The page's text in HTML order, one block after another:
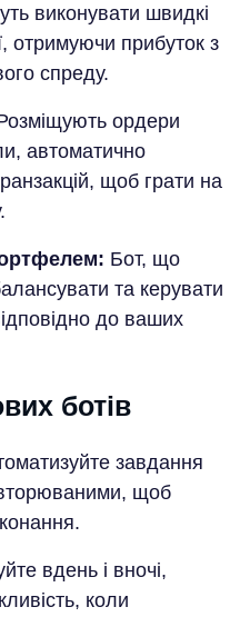
виконувати швидкі
отримуючи прибуток з
спреду.
ордери
автоматично
щоб грати на
Бот, що
та керувати
до ваших
ботів
завдання
щоб
вдень і вночі,
коли